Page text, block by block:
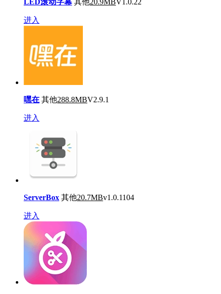
进入
嘿在 其他288.8MBV2.9.1
进入
ServerBox 其他20.7MBv1.0.1104
进入